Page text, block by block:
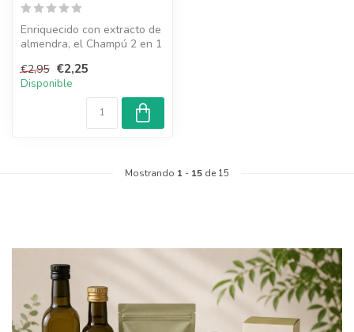
Enriquecido con extracto de
almendra, el Champú 2 en 1
€2,95 €2,25
Disponible
Mostrando 1 - 15 de 15